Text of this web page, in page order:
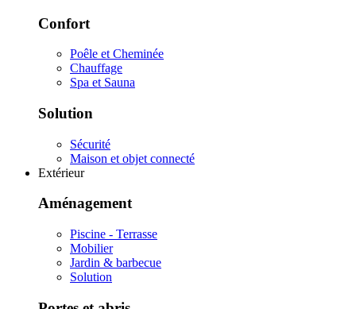
Confort
Poêle et Cheminée
Chauffage
Spa et Sauna
Solution
Sécurité
Maison et objet connecté
Extérieur
Aménagement
Piscine - Terrasse
Mobilier
Jardin & barbecue
Solution